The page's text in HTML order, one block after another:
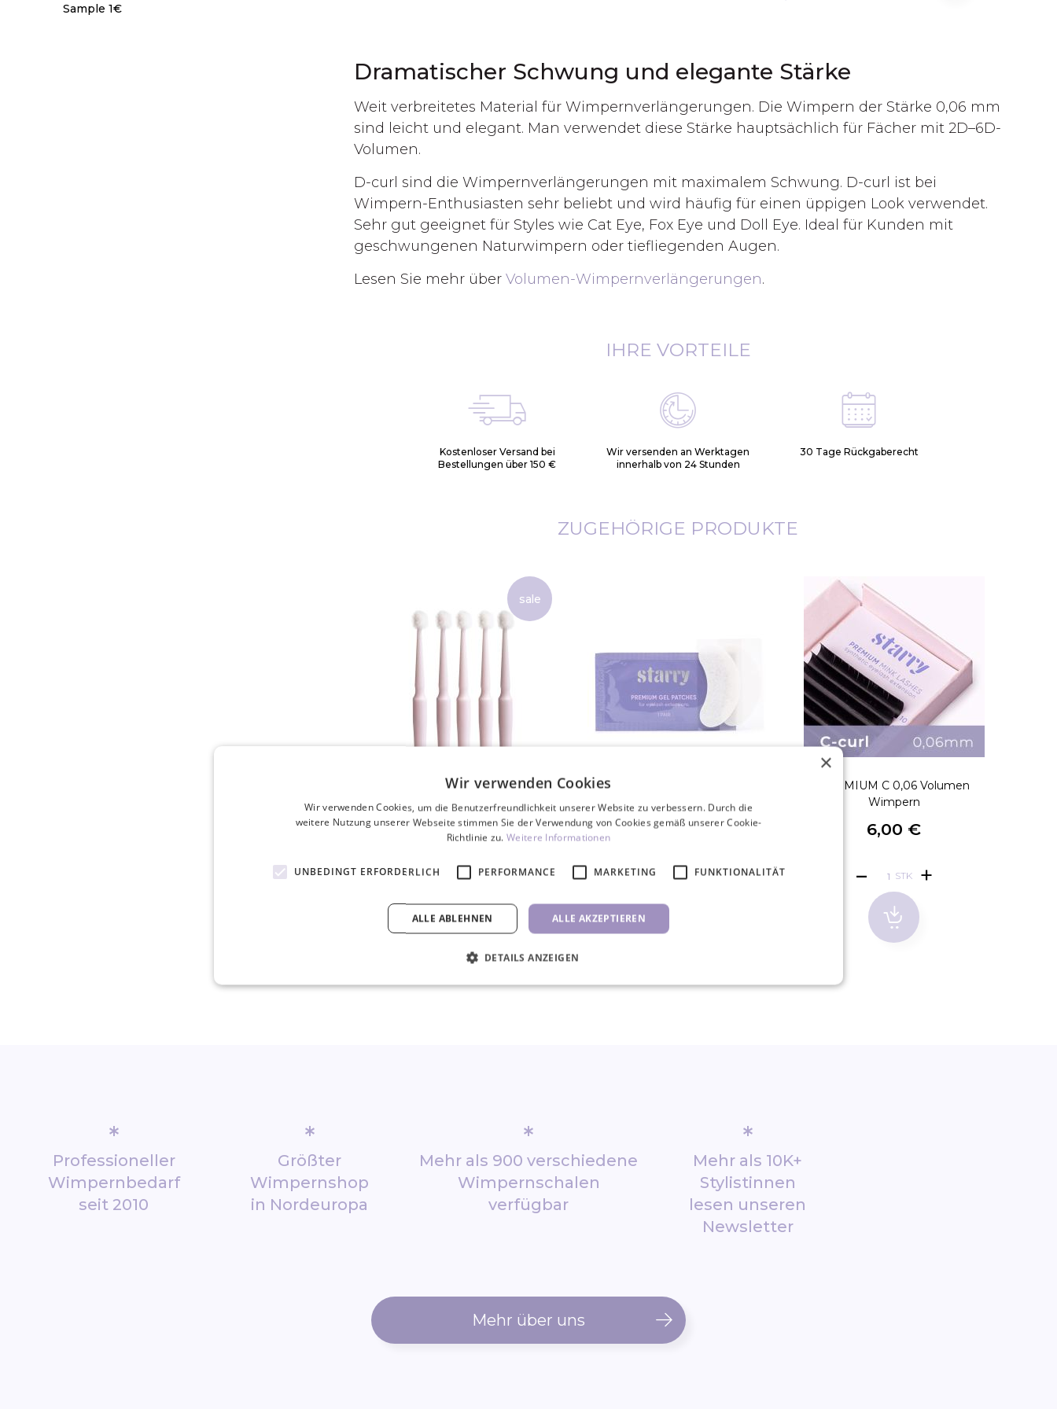
Sample 1€
Dramatischer Schwung und elegante Stärke
Weit verbreitetes Material für Wimpernverlängerungen. Die Wimpern der Stärke 0,06 mm
sind leicht und elegant. Man verwendet diese Stärke hauptsächlich für Fächer mit 2D–6D-
Volumen.
D-curl sind die Wimpernverlängerungen mit maximalem Schwung. D-curl ist bei
Wimpern-Enthusiasten sehr beliebt und wird häufig für einen üppigen Look verwendet.
Sehr gut geeignet für Styles wie Cat Eye, Fox Eye und Doll Eye. Ideal für Kunden mit
geschwungenen Naturwimpern oder tiefliegenden Augen.
Lesen Sie mehr über Volumen-Wimpernverlängerungen.
IHRE VORTEILE
Kostenloser Versand bei
Bestellungen über 150 €
Wir versenden an Werktagen
innerhalb von 24 Stunden
30 Tage Rückgaberecht
ZUGEHÖRIGE PRODUKTE
sale
Mikrobürsten 2,5mm, 100 Stk.
3,50 €
STK
Premium Gelpflaster 1 Paar
0,70 €
STK
PREMIUM C 0,06 Volumen
Wimpern
6,00 €
STK
*
Professioneller
Wimpernbedarf
seit 2010
*
Größter
Wimpernshop
in Nordeuropa
*
Mehr als 900 verschiedene
Wimpernschalen
verfügbar
*
Mehr als 10K+
Stylistinnen
lesen unseren
Newsletter
Mehr über uns
×
Wir verwenden Cookies
Wir verwenden Cookies, um die Benutzerfreundlichkeit unserer Website zu verbessern. Durch die
weitere Nutzung unserer Webseite stimmen Sie der Verwendung von Cookies gemäß unserer Cookie-
Richtlinie zu.Weitere Informationen
UNBEDINGT ERFORDERLICH PERFORMANCE MARKETING FUNKTIONALITÄT
ALLE AKZEPTIEREN
ALLE ABLEHNEN
DETAILS ANZEIGEN